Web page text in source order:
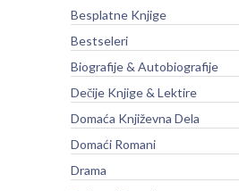
Besplatne Knjige
Bestseleri
Biografije & Autobiografije
Dečije Knjige & Lektire
Domaća Književna Dela
Domaći Romani
Drama